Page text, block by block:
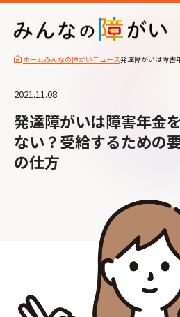
ホームみんなの障がいニュース発達障がいは障害
2021.11.08
発達障がいは障害年金
ない？受給するための
の仕方